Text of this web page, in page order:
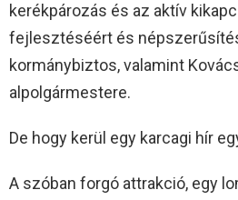
kerékpározás és az aktív
fejlesztéséért és
kormánybiztos, valamint
alpolgármestere.
De hogy kerül egy karcagi hír
A szóban forgó attrakció, egy